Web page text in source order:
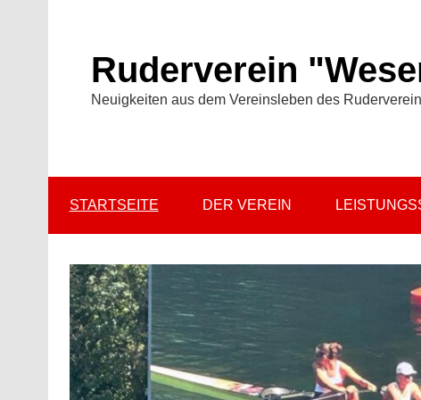
Ruderverein
Neuigkeiten aus dem Vereinsleben des
STARTSEITE DER VEREIN